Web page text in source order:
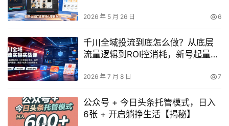
2026年）
2026 年 5 月 26 日 6
千川全域投流到底怎么做？从底层
流量逻辑到ROI控消耗，新号起量与
2026 年 7 月 8 日 7
公众号 + 今日头条托管模式，日入
6张 + 开启躺挣生活【揭秘】